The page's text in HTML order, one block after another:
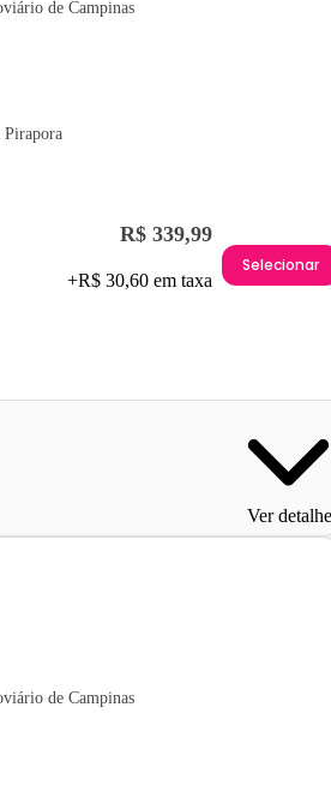
de Campinas
Pirapora
R$ 339,99
+R$ 30,60 em taxa
Selecionar
Ver
de Campinas